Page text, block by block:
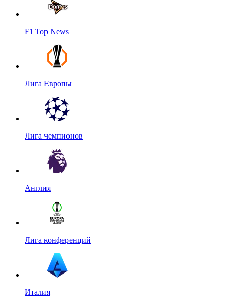
F1 Top News
Лига Европы
Лига чемпионов
Англия
Лига конференций
Италия